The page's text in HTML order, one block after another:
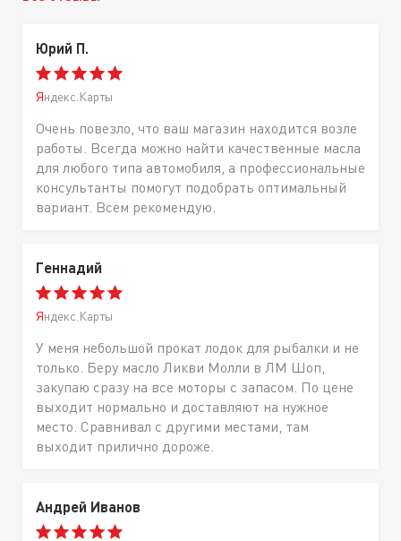
Юрий П.
Яндекс.Карты
Очень повезло, что ваш магазин находится возле
работы. Всегда можно найти качественные масла
для любого типа автомобиля, а профессиональные
консультанты помогут подобрать оптимальный
вариант. Всем рекомендую.
Геннадий
Яндекс.Карты
У меня небольшой прокат лодок для рыбалки и не
только. Беру масло Ликви Молли в ЛМ Шоп,
закупаю сразу на все моторы с запасом. По цене
выходит нормально и доставляют на нужное
место. Сравнивал с другими местами, там
выходит прилично дороже.
Андрей Иванов